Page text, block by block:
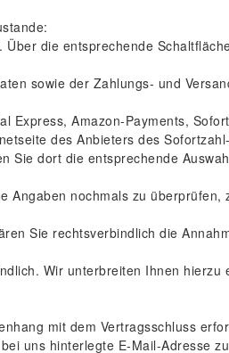
die entsprechende
sowie der Zahlungs- und
Express, Amazon-Payments,
des Anbieters des
Sie dort die entsprechende
nochmals zu
Sie rechtsverbindlich die
Wir unterbreiten Ihnen
mit dem Vertragsschluss
uns hinterlegte E-Mail-Adresse